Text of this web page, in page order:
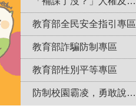
教育部全民安全指引專區
教育部詐騙防制專區
教育部性別平等專區
防制校園霸凌，勇敢說出來！